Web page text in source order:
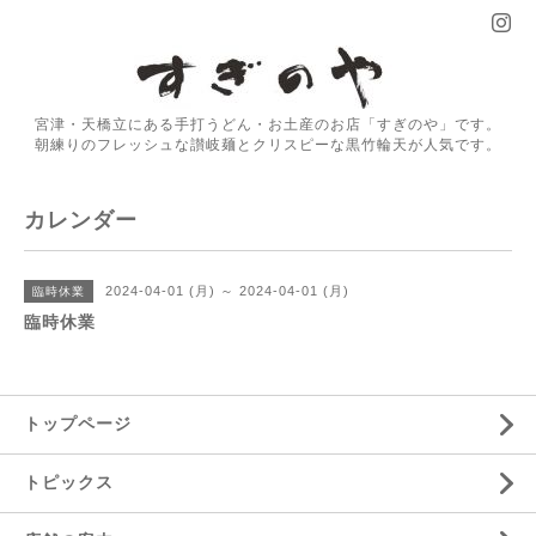
宮津・天橋立にある手打うどん・お土産のお店「すぎのや」です。
朝練りのフレッシュな讃岐麺とクリスピーな黒竹輪天が人気です。
カレンダー
臨時休業 2024-04-01 (月) ～ 2024-04-01 (月)
臨時休業
トップページ
トピックス